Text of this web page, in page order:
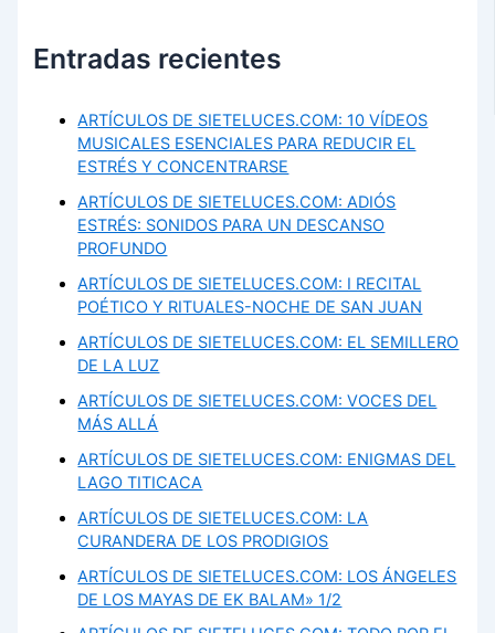
Entradas recientes
ARTÍCULOS DE SIETELUCES.COM: 10 VÍDEOS
MUSICALES ESENCIALES PARA REDUCIR EL
ESTRÉS Y CONCENTRARSE
ARTÍCULOS DE SIETELUCES.COM: ADIÓS
ESTRÉS: SONIDOS PARA UN DESCANSO
PROFUNDO
ARTÍCULOS DE SIETELUCES.COM: I RECITAL
POÉTICO Y RITUALES-NOCHE DE SAN JUAN
ARTÍCULOS DE SIETELUCES.COM: EL SEMILLERO
DE LA LUZ
ARTÍCULOS DE SIETELUCES.COM: VOCES DEL
MÁS ALLÁ
ARTÍCULOS DE SIETELUCES.COM: ENIGMAS DEL
LAGO TITICACA
ARTÍCULOS DE SIETELUCES.COM: LA
CURANDERA DE LOS PRODIGIOS
ARTÍCULOS DE SIETELUCES.COM: LOS ÁNGELES
DE LOS MAYAS DE EK BALAM» 1/2